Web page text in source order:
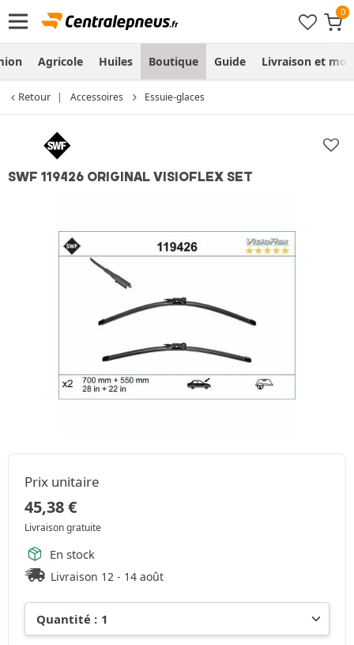
Agricole Huiles Boutique Guide Livraison et
Retour Accessoires Essuie-glaces
SWF 119426 ORIGINAL VISIOFLEX SET
Prix unitaire
45,38€
Livraison gratuite
En stock
Livraison 12 - 14 août